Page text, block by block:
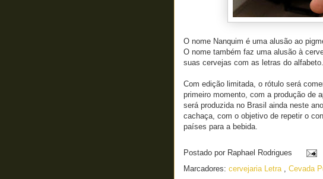
O nome Nanquim é uma alusão ao
O nome também faz uma alusão à
suas cervejas com as letras do alfabeto.
Com edição limitada, o rótulo será
primeiro momento, com a produção de
será produzida no Brasil ainda neste
cachaça, com o objetivo de repetir o
países para a bebida.
Postado por Raphael Rodrigues
Marcadores: cervejaria Letra , Cevada